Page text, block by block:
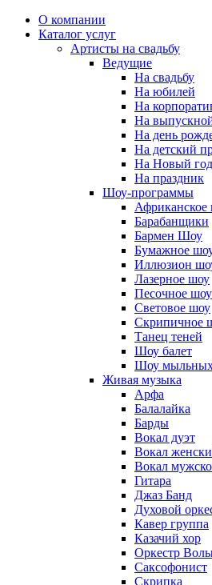
О компании
Каталог услуг
Артисты на свадьбу
Ведущие
На свадьбу
На юбилей
На
На
На день
На детский
На Новый год
На праздник
Шоу-программы
Африканское
Барабанщики
Бармен Шоу
Бумажное
Иллюзион
Лазерное шоу
Песочное шоу
Световое шоу
Скрипичное
Танец теней
Шоу балет
Шоу
Живая музыка
Арфа
Балалайка
Барды
Вокал дуэт
Вокал
Вокал
Гитара
Джаз Банд
Духовой
Кавер группа
Казачий хор
Оркестр
Саксофонист
Скрипка